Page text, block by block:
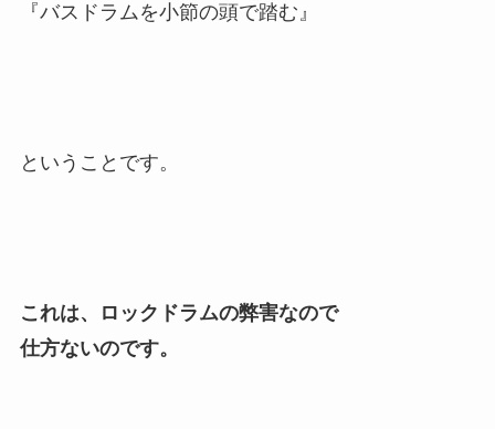
『バスドラムを小節の頭で踏む』
ということです。
これは、ロックドラムの弊害なので
仕方ないのです。